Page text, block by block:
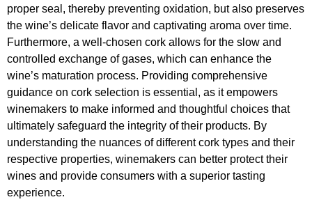
proper seal, thereby preventing oxidation, but also preserves
the wine’s delicate flavor and captivating aroma over time.
Furthermore, a well-chosen cork allows for the slow and
controlled exchange of gases, which can enhance the
wine’s maturation process. Providing comprehensive
guidance on cork selection is essential, as it empowers
winemakers to make informed and thoughtful choices that
ultimately safeguard the integrity of their products. By
understanding the nuances of different cork types and their
respective properties, winemakers can better protect their
wines and provide consumers with a superior tasting
experience.